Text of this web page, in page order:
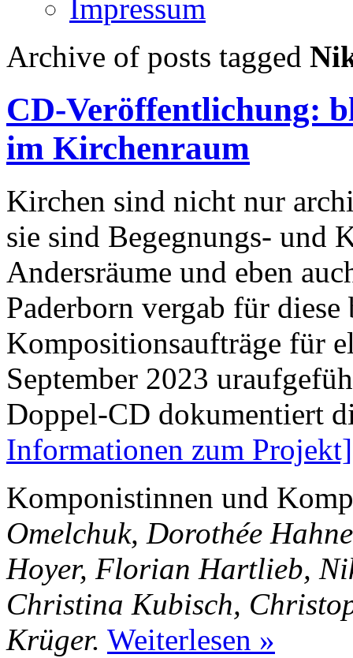
Impressum
Archive of posts tagged
CD-Veröffentlichung:
im Kirchenraum
Kirchen sind nicht nur
sie sind Begegnungs- und
Andersräume und eben
Paderborn vergab für diese
Kompositionsaufträge für
September 2023
Doppel-CD dokumentiert
Informationen zum Projekt]
Komponistinnen und
Omelchuk, Dorothée
Hoyer, Florian Hartlieb,
Christina Kubisch,
Krüger. Weiterlesen »